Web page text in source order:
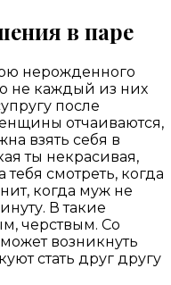
в паре
нерожденного
не каждый из них
после
отчаиваются,
взять себя в
ты некрасивая,
смотреть, когда
когда муж не
В такие
черствым. Со
возникнуть
стать друг другу